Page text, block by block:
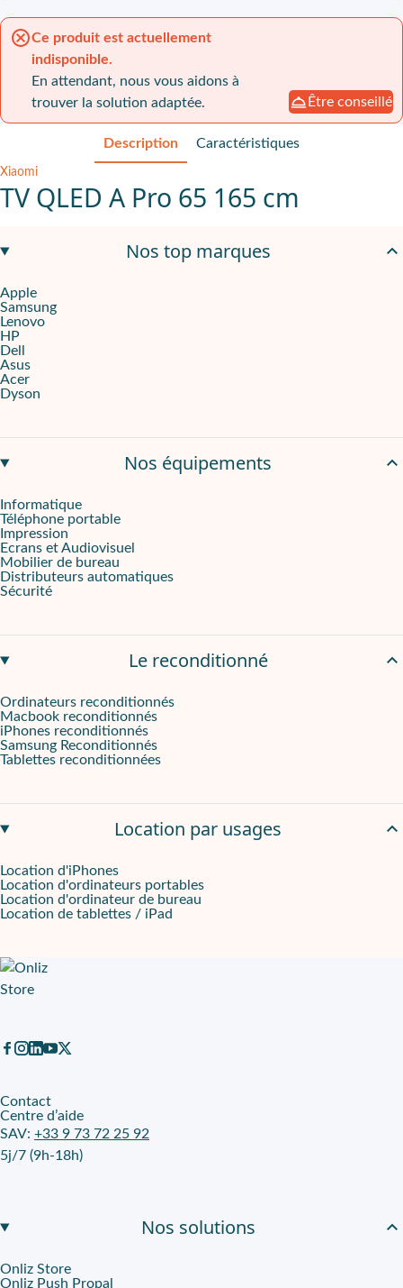
Ce produit est actuellement
indisponible.
En attendant, nous vous aidons à
trouver la solution adaptée.
Être conseillé
Description Caractéristiques
Xiaomi
TV QLED A Pro 65 165 cm
Une TV connectée qui simplifie la gestion des contenus
Ce téléviseur intègre Google TV. La plateforme centralise
Ports complets, design épuré et audio immersif
Nos top marques
Apple
Samsung
Lenovo
HP
Dell
Asus
Acer
Dyson
Nos équipements
Informatique
Téléphone portable
Impression
Ecrans et Audiovisuel
Mobilier de bureau
Distributeurs automatiques
Sécurité
Le reconditionné
Ordinateurs reconditionnés
Macbook reconditionnés
iPhones reconditionnés
Samsung Reconditionnés
Tablettes reconditionnées
Location par usages
Location d'iPhones
Location d'ordinateurs portables
Location d'ordinateur de bureau
Location de tablettes / iPad
Contact
Centre d’aide
SAV: +33 9 73 72 25 92
5j/7 (9h-18h)
Nos solutions
Onliz Store
Onliz Push Propal